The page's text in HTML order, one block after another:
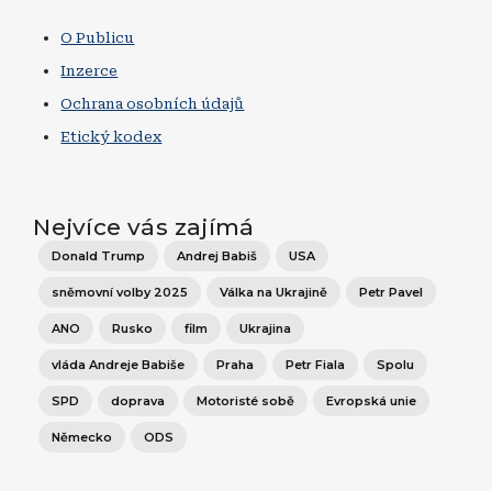
O Publicu
Inzerce
Ochrana osobních údajů
Etický kodex
Nejvíce vás zajímá
Donald Trump Andrej Babiš USA
sněmovní volby 2025 Válka na Ukrajině Petr Pavel
ANO Rusko film Ukrajina
vláda Andreje Babiše Praha Petr Fiala Spolu
SPD doprava Motoristé sobě Evropská unie
Německo ODS